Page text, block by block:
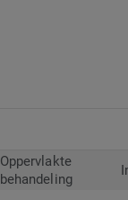
Oppervlakte
behandeling